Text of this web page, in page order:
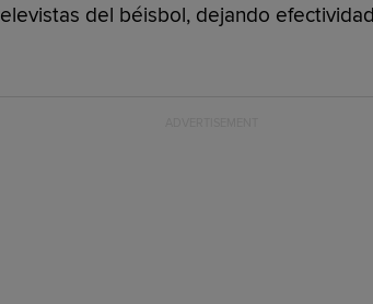
del béisbol, dejando efectividad